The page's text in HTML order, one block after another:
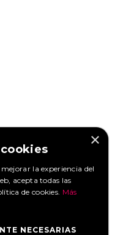
×
la experiencia del
acepta todas las
de cookies. Más
NECESARIAS